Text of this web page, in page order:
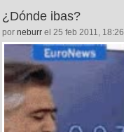
¿Dónde ibas?
por neburr el 25 feb 2011, 18:26